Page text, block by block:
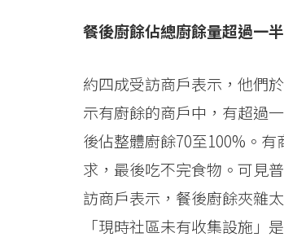
餐後廚餘佔總廚餘量超過一
約四成受訪商戶表示，他們
示有廚餘的商戶中，有超過
後佔整體廚餘70至100%。
求，最後吃不完食物。可見
訪商戶表示，餐後廚餘夾雜
「現時社區未有收集設施」